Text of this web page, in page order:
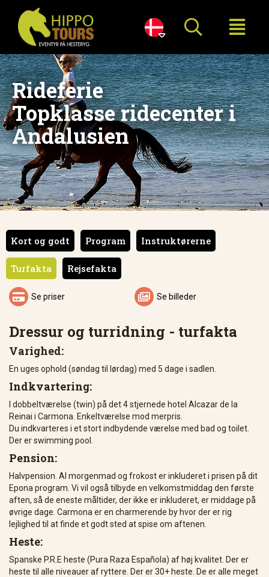

Rideferie
Topklasse ridecenter i
Andalusien
Kort og godt Program Instruktørerne
Turfakta Rejsefakta
 Se priser  Se billeder
Dressur og turridning - turfakta
Varighed:
En uges ophold (søndag til lørdag) med 5 dage i sadlen.
Indkvartering:
I dobbeltværelse (twin) på det 4 stjernede hotel Alcazar de la
Reinai i Carmona. Enkeltværelse mod merpris.
Du indkvarteres i et stort indbydende værelse med bad og toilet.
Der er swimming pool.
Pension:
Halvpension. Al morgenmad og frokost er inkluderet i prisen på dit
Epona program. Vi vil også tilbyde en velkomstmiddag den første
aften, så de eneste måltider, der ikke er inkluderet, er middage på
øvrige dage. Carmona er en charmerende by hvor der er rig
lejlighed til at finde et godt sted at spise om aftenen.
Heste:
Spanske P.R.E heste (Pura Raza Española) af høj kvalitet. Der er
heste til alle niveauer af ryttere. Der er 30+ heste. De er alle meget